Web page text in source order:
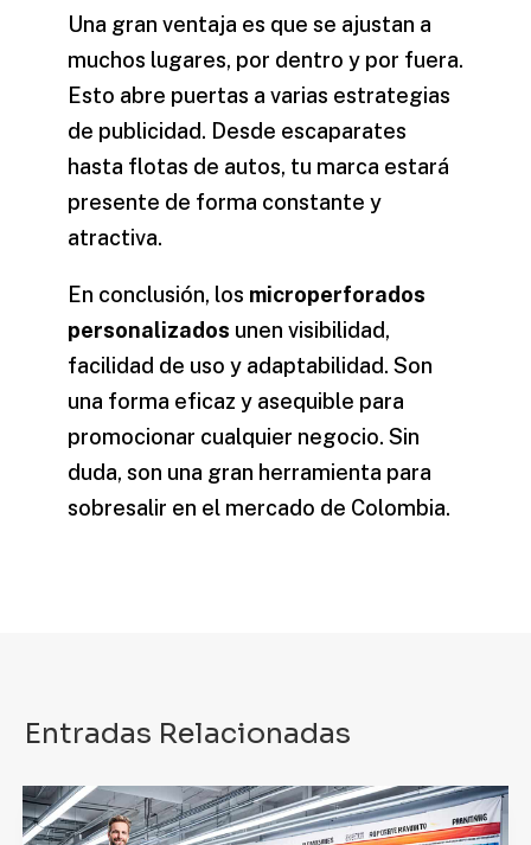
Una gran ventaja es que se ajustan a
muchos lugares, por dentro y por fuera.
Esto abre puertas a varias estrategias
de publicidad. Desde escaparates
hasta flotas de autos, tu marca estará
presente de forma constante y
atractiva.
En conclusión, los microperforados
personalizados unen visibilidad,
facilidad de uso y adaptabilidad. Son
una forma eficaz y asequible para
promocionar cualquier negocio. Sin
duda, son una gran herramienta para
sobresalir en el mercado de Colombia.
Entradas Relacionadas